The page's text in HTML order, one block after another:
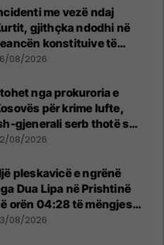
me vezë ndaj
gjithçka ndodhi në
konstituive të
08/2026
nga prokuroria e
për krime lufte,
gjenerali serb thotë se
e tradhtoi në
08/2026
pleskavicë e ngrënë
Dua Lipa në Prishtinë
orën 04:28 të mëngjesit
bota digjitale serbe
08/2026